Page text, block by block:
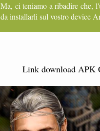
Ma, ci teniamo a ribadire che,
da installarli sul vostro device
Link download APK